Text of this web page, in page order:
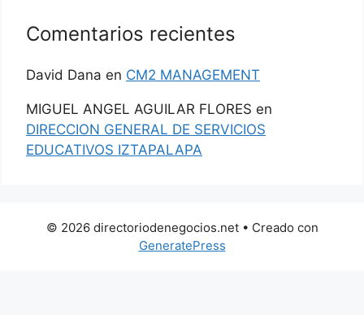
Comentarios recientes
David Dana en CM2 MANAGEMENT
MIGUEL ANGEL AGUILAR FLORES en
DIRECCION GENERAL DE SERVICIOS
EDUCATIVOS IZTAPALAPA
© 2026 directoriodenegocios.net• Creado con
GeneratePress